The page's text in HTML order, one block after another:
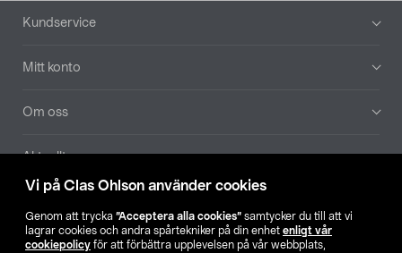
Vi på Clas Ohlson använder cookies
Genom att trycka ”Acceptera alla cookies” samtycker du till att vi
lagrar cookies och andra spårtekniker på din enhet enligt vår
cookiepolicy för att förbättra upplevelsen på vår webbplats,
Sidfot
Kundservice
Mitt konto
Om oss
Aktuellt
Hitta butik